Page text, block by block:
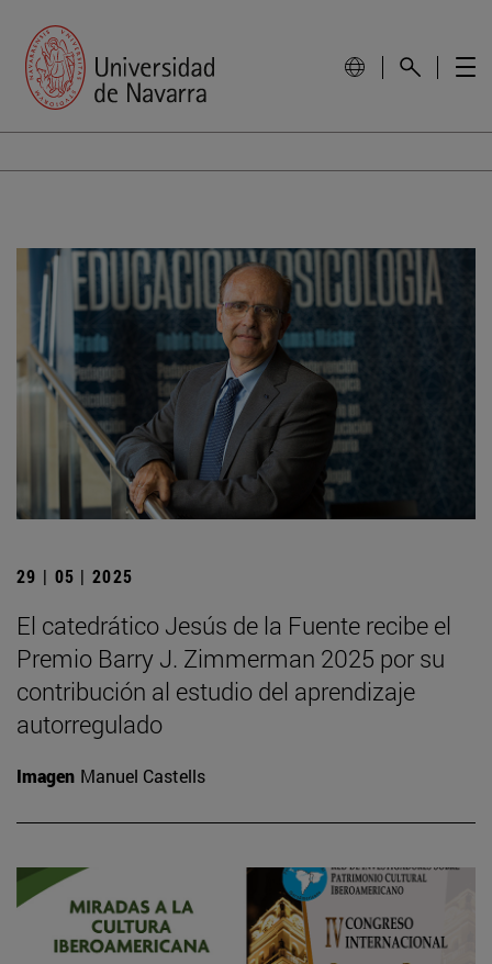
29 | 05 | 2025
El catedrático Jesús de la Fuente recibe el
Premio Barry J. Zimmerman 2025 por su
contribución al estudio del aprendizaje
autorregulado
Imagen Manuel Castells